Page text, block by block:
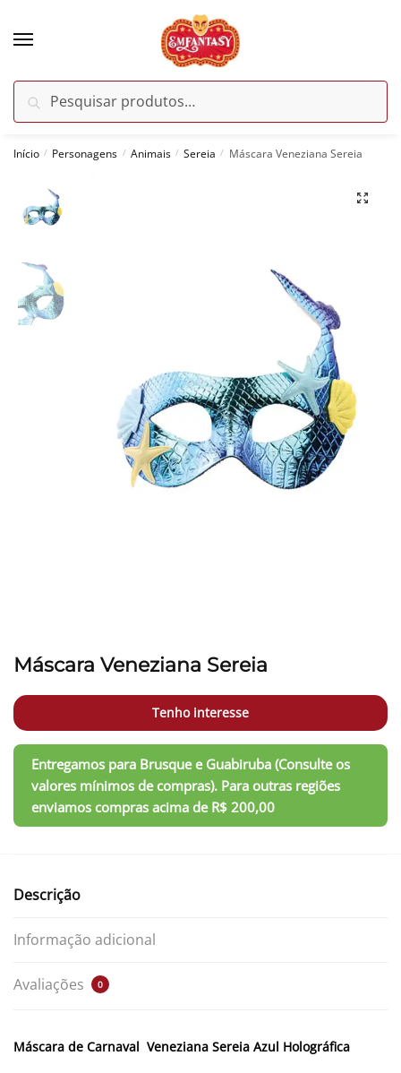
por:
Pesquisar
Início / Personagens / Animais / Sereia / Máscara Veneziana Sereia
Máscara Veneziana Sereia
Tenho interesse
Descrição
Informação adicional
Avaliações 0
Máscara de Carnaval Veneziana Sereia Azul Holográfica